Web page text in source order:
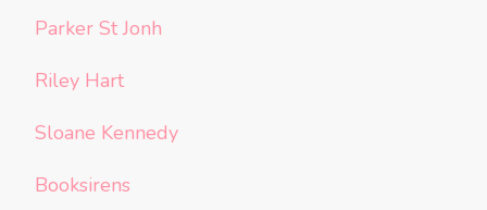
Parker St Jonh
Riley Hart
Sloane Kennedy
Booksirens